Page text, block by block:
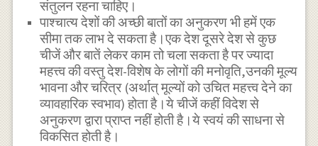
संतुलन रहना चाहिए।
पाश्चात्य देशों की अच्छी बातों का अनुकरण भी हमें एक
सीमा तक लाभ दे सकता है।एक देश दूसरे देश से कुछ
चीजें और बातें लेकर काम तो चला सकता है पर ज्यादा
महत्त्व की वस्तु देश-विशेष के लोगों की मनोवृति,उनकी मूल्य
भावना और चरित्र (अर्थात् मूल्यों को उचित महत्त्व देने का
व्यावहारिक स्वभाव) होता है।ये चीजें कहीं विदेश से
अनुकरण द्वारा प्राप्त नहीं होती है।ये स्वयं की साधना से
विकसित होती है।